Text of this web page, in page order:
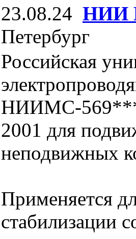
23.08.24 НИИ
Петербург
Российская
НИИМС-
2001 для
неподвижных
Применяется
стабилизации